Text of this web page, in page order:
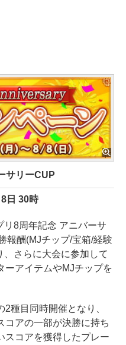
サリーCUP
日 30時
8周年記念 アニバーサ
報酬(MJチップ/宝箱/経験
さらに大会に参加して
ーアイテムやMJチップを
種目同時開催となり、
コアの一部が決勝に持ち
スコアを獲得したプレー